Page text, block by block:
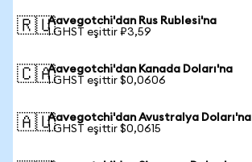
🇷🇺Aavegotchi'dan Rus Rublesi'na
1 GHST eşittir ₽3,59
🇨🇦Aavegotchi'dan Kanada Doları'na
1 GHST eşittir $0,0606
🇦🇺Aavegotchi'dan Avustralya Doları'na
1 GHST eşittir $0,0615